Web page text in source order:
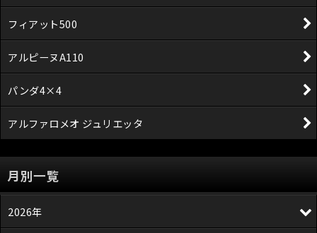
フィアット500
アルピーヌA110
パンダ4×4
アルファロメオ ジュリエッタ
月別一覧
2026年